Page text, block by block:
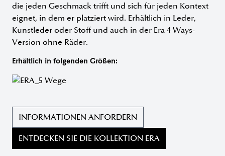
die jeden Geschmack trifft und sich für jeden Kontext
eignet, in dem er platziert wird. Erhältlich in Leder,
Kunstleder oder Stoff und auch in der Era 4 Ways-
Version ohne Räder.
Erhältlich in folgenden Größen:
INFORMATIONEN ANFORDERN
ENTDECKEN SIE DIE KOLLEKTION ERA